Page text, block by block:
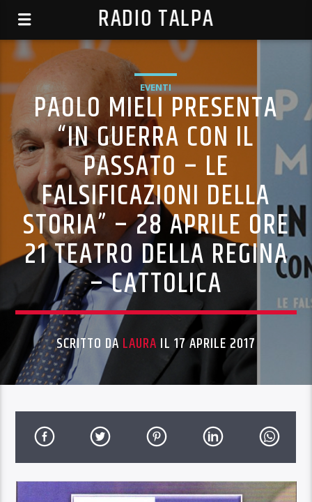
RADIO TALPA
EVENTI
PAOLO MIELI PRESENTA
“IN GUERRA CON IL
PASSATO – LE
FALSIFICAZIONI DELLA
STORIA” – 28 APRILE ORE
21 TEATRO DELLA REGINA
– CATTOLICA
SCRITTO DA LAURA IL 17 APRILE 2017